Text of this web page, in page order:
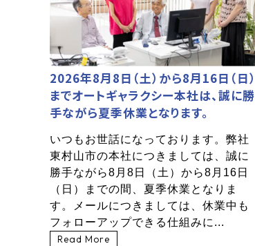
2026年8月8日（土）から8月16日（日）
までオートギャラクシー本社は、誠に勝
手ながら夏季休業となります。
いつもお世話になっております。弊社
東村山市の本社につきましては、誠に
勝手ながら8月8日（土）から8月16日
（日）までの間、夏季休業となりま
す。メールにつきましては、休業中も
フォローアップできる仕組みに...
Read More